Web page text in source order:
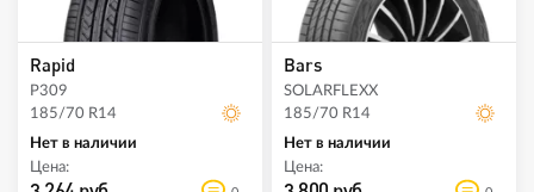
Rapid
P309
185/70 R14
Нет в наличии
Цена:
Bars
SOLARFLEXX
185/70 R14
Нет в наличии
Цена: